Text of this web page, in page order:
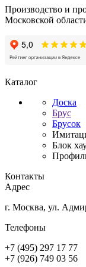
Производство и
Московской
Каталог
Доска
Брус
Брусок
Блок
Контакты
Адрес
г. Москва, ул.
Телефоны
+7 (495) 297 17 77
+7 (926) 749 03 56